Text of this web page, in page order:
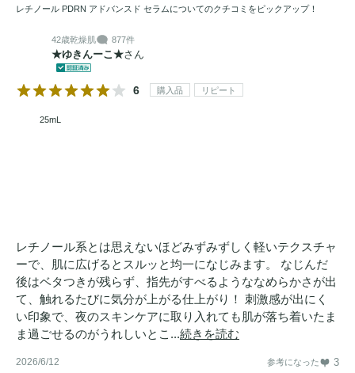
レチノール PDRN アドバンスド セラムについてのクチコミをピックアップ！
42歳乾燥肌 877件
★ゆきんーこ★さん
6 購入品 リピート
25mL
レチノール系とは思えないほどみずみずしく軽いテクスチャ
ーで、肌に広げるとスルッと均一になじみます。 なじんだ
後はベタつきが残らず、指先がすべるようななめらかさが出
て、触れるたびに気分が上がる仕上がり！ 刺激感が出にく
い印象で、夜のスキンケアに取り入れても肌が落ち着いたま
ま過ごせるのがうれしいとこ...続きを読む
2026/6/12 参考になった 3